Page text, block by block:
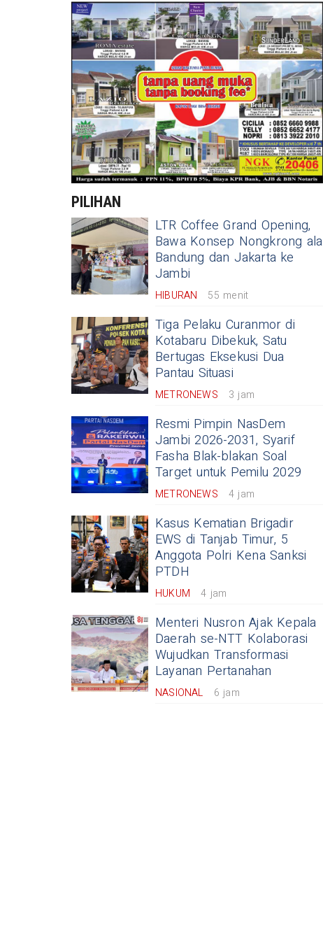
PILIHAN
LTR Coffee Grand Opening,
Bawa Konsep Nongkrong ala
Bandung dan Jakarta ke
Jambi
HIBURAN 55 menit
Tiga Pelaku Curanmor di
Kotabaru Dibekuk, Satu
Bertugas Eksekusi Dua
Pantau Situasi
METRONEWS 3 jam
Resmi Pimpin NasDem
Jambi 2026-2031, Syarif
Fasha Blak-blakan Soal
Target untuk Pemilu 2029
METRONEWS 4 jam
Kasus Kematian Brigadir
EWS di Tanjab Timur, 5
Anggota Polri Kena Sanksi
PTDH
HUKUM 4 jam
Menteri Nusron Ajak Kepala
Daerah se-NTT Kolaborasi
Wujudkan Transformasi
Layanan Pertanahan
NASIONAL 6 jam